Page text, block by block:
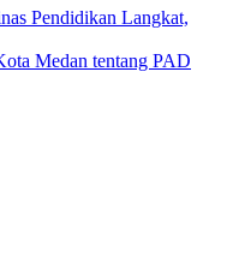
Pendidikan Langkat,
Medan tentang PAD